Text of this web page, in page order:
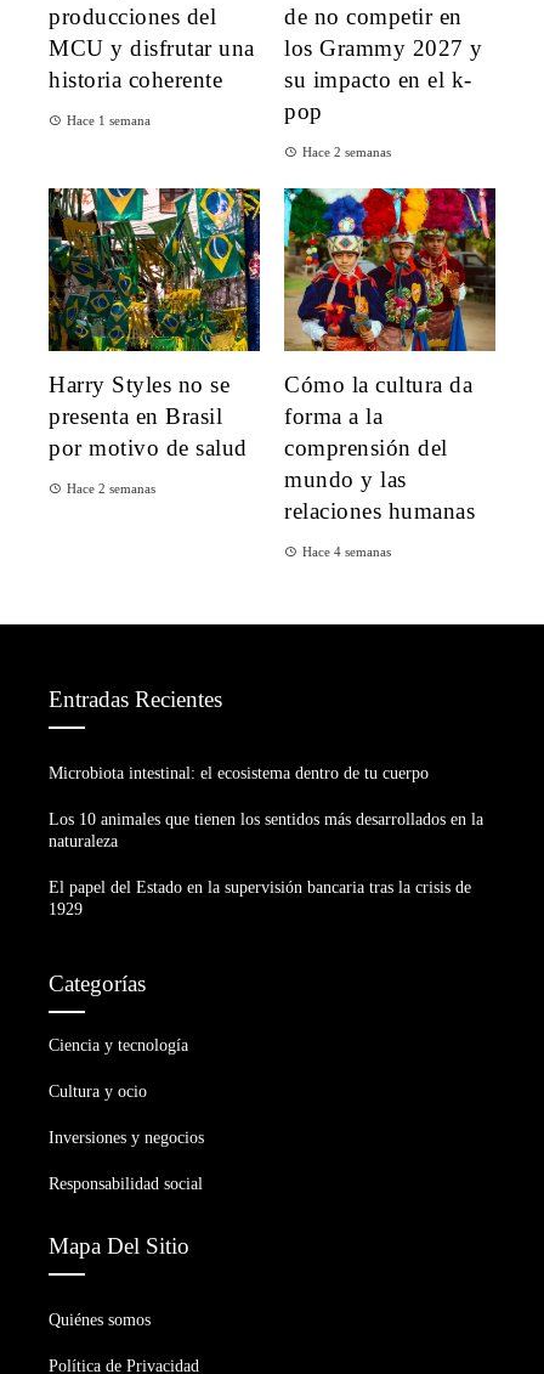
producciones del
MCU y disfrutar una
historia coherente
Hace 1 semana
de no competir en
los Grammy 2027 y
su impacto en el k-
pop
Hace 2 semanas
Harry Styles no se
presenta en Brasil
por motivo de salud
Hace 2 semanas
Cómo la cultura da
forma a la
comprensión del
mundo y las
relaciones humanas
Hace 4 semanas
Entradas Recientes
Microbiota intestinal: el ecosistema dentro de tu cuerpo
Los 10 animales que tienen los sentidos más desarrollados en la
naturaleza
El papel del Estado en la supervisión bancaria tras la crisis de
1929
Categorías
Ciencia y tecnología
Cultura y ocio
Inversiones y negocios
Responsabilidad social
Mapa Del Sitio
Quiénes somos
Política de Privacidad